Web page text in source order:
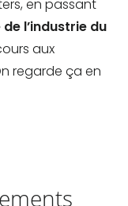
en passant
l’industrie du
aux
regarde ça en